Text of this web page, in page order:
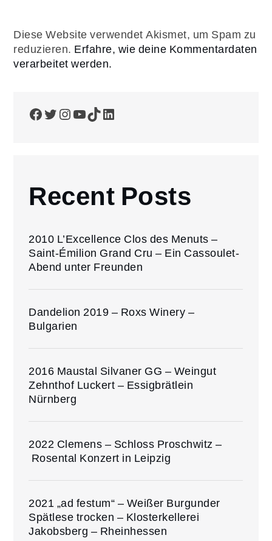
Diese Website verwendet Akismet, um Spam zu
reduzieren. Erfahre, wie deine Kommentardaten
verarbeitet werden.
Facebook
Twitter
Instagram
YouTube
TikTokLinkedIn
Recent Posts
2010 L’Excellence Clos des Menuts –
Saint-Émilion Grand Cru – Ein Cassoulet-
Abend unter Freunden
Dandelion 2019 – Roxs Winery –
Bulgarien
2016 Maustal Silvaner GG – Weingut
Zehnthof Luckert – Essigbrätlein
Nürnberg
2022 Clemens – Schloss Proschwitz –
Rosental Konzert in Leipzig
2021 „ad festum“ – Weißer Burgunder
Spätlese trocken – Klosterkellerei
Jakobsberg – Rheinhessen